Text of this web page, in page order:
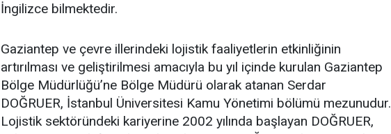
İngilizce bilmektedir.
Gaziantep ve çevre illerindeki lojistik faaliyetlerin etkinliğinin
artırılması ve geliştirilmesi amacıyla bu yıl içinde kurulan Gaziantep
Bölge Müdürlüğü’ne Bölge Müdürü olarak atanan Serdar
DOĞRUER, İstanbul Üniversitesi Kamu Yönetimi bölümü mezunudur.
Lojistik sektöründeki kariyerine 2002 yılında başlayan DOĞRUER,